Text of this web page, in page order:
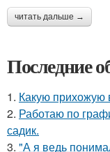
читать дальше →
Последние
1. Какую прихожую
2. Работаю по
садик.
3. "А я ведь